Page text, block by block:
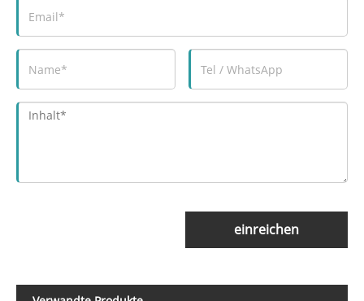
einreichen